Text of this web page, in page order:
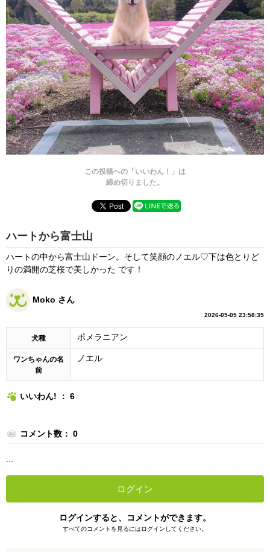
この投稿への「いいわん！」は
締め切りました。
ハートから富士山
ハートの中から富士山ドーン。そして笑顔のノエル♡下は色とりど
りの満開の芝桜で美しかった です！
Moko さん
2026-05-05 23:58:35
犬種 ポメラニアン
ワンちゃんの名
前
ノエル
いいわん! ： 6
コメント数： 0
ログイン
ログインすると、コメントができます。
すべてのコメントを見るにはログインしてください。